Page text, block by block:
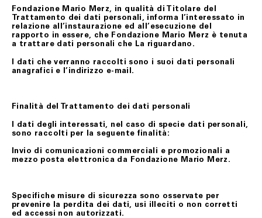
Fondazione Mario Merz, in qualità di Titolare del
Trattamento dei dati personali, informa l’interessato in
relazione all’instaurazione ed all’esecuzione del
rapporto in essere, che Fondazione Mario Merz è tenuta
a trattare dati personali che La riguardano.
I dati che verranno raccolti sono i suoi dati personali
anagrafici e l’indirizzo e-mail.
Finalità del Trattamento dei dati personali
I dati degli interessati, nel caso di specie dati personali,
sono raccolti per la seguente finalità:
Invio di comunicazioni commerciali e promozionali a
mezzo posta elettronica da Fondazione Mario Merz.
Specifiche misure di sicurezza sono osservate per
prevenire la perdita dei dati, usi illeciti o non corretti
ed accessi non autorizzati.